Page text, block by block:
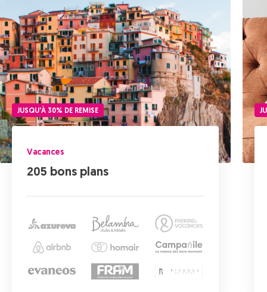
JUSQU'À 30% DE REMISE
Vacances
205 bons plans